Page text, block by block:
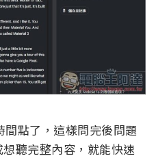
點了，這樣問完後問題
聽完整內容，就能快速